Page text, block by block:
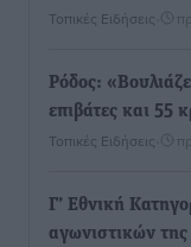
Τοπικές Ειδήσεις
Ρόδος:
επιβάτες και 55
Τοπικές Ειδήσεις
Γ’ Εθνική
αγωνιστικών